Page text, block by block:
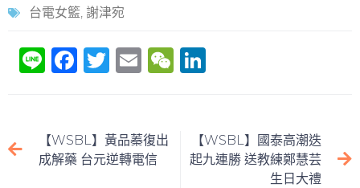
台電女籃, 謝津宛
Li F
e
b
T
er
E
l
W
at
e
dI
【WSBL】黃品蓁復出
成解藥 台元逆轉電信
【WSBL】國泰高潮迭
起九連勝 送教練鄭慧芸
生日大禮